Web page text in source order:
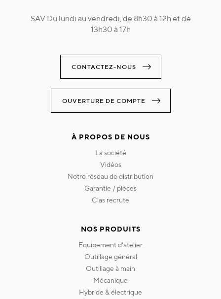
SAV Du lundi au vendredi, de 8h30 à 12h et de
13h30 à 17h
CONTACTEZ-NOUS
OUVERTURE DE COMPTE
À PROPOS DE NOUS
la société
vidéos
notre réseau de distribution
garantie / pièces
clas recrute
NOS PRODUITS
equipement d'atelier
outillage général
outillage à main
mécanique
hybride & électrique